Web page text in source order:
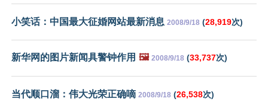
小笑话：中国最大征婚网站最新消息 2008/9/18 (28,919次)
新华网的图片新闻具警钟作用 🖼️ 2008/9/18 (33,737次)
当代顺口溜：伟大光荣正确嘀 2008/9/18 (26,538次)